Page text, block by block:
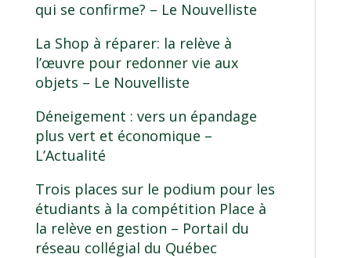
qui se confirme? – Le Nouvelliste
La Shop à réparer: la relève à
l’œuvre pour redonner vie aux
objets – Le Nouvelliste
Déneigement : vers un épandage
plus vert et économique –
L’Actualité
Trois places sur le podium pour les
étudiants à la compétition Place à
la relève en gestion – Portail du
réseau collégial du Québec